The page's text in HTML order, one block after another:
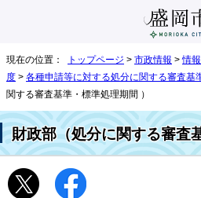
現在の位置： トップページ > 市政情報 >情
度 > 各種申請等に対する処分に関する審査基
関する審査基準・標準処理期間 ）
財政部（処分に関する審査